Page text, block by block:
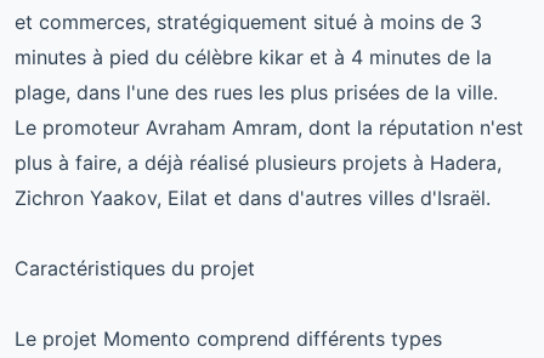
et commerces, stratégiquement situé à moins de 3
minutes à pied du célèbre kikar et à 4 minutes de la
plage, dans l'une des rues les plus prisées de la ville.
Le promoteur Avraham Amram, dont la réputation n'est
plus à faire, a déjà réalisé plusieurs projets à Hadera,
Zichron Yaakov, Eilat et dans d'autres villes d'Israël.
Caractéristiques du projet
Le projet Momento comprend différents types